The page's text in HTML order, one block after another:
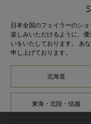
日本全国のフェイラーのシ
楽しみいただけるように、
いをいたしております。 あ
申し上げております。
北海道
東海・北陸・信越